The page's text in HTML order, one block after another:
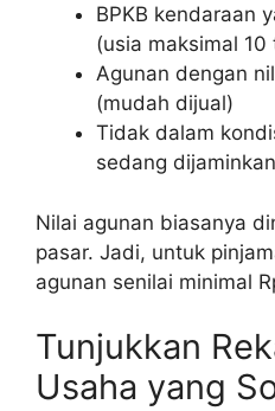
BPKB kendaraan
(usia maksimal 10
Agunan dengan
(mudah dijual)
Tidak dalam
sedang
Nilai agunan biasanya
pasar. Jadi, untuk
agunan senilai minimal
Tunjukkan
Usaha yang